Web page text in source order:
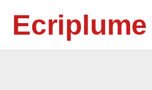
contenuEcriplume